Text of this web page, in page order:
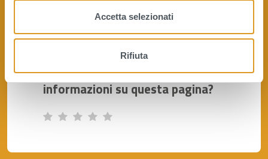
Accetta selezionati
Rifiuta
Quanto sono chiare le
informazioni su questa pagina?